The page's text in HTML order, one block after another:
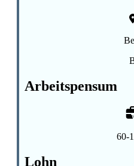
Arbeitspensum
60-
Lohn